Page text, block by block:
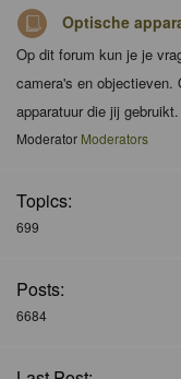
Optische
Op dit forum kun je je
camera's en objectieven.
apparatuur die jij gebruikt.
Moderator Moderators
Topics:
699
Posts:
6684